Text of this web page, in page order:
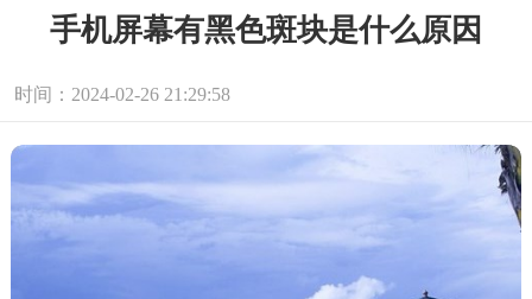
手机屏幕有黑色斑块是什么原因
时间：2024-02-26 21:29:58